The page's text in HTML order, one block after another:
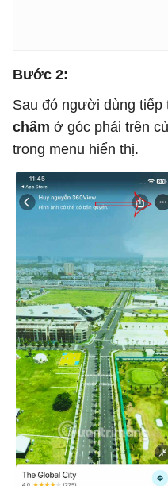
Bước 2:
Sau đó người dùng tiếp
chấm ở góc phải trên
trong menu hiển thị.